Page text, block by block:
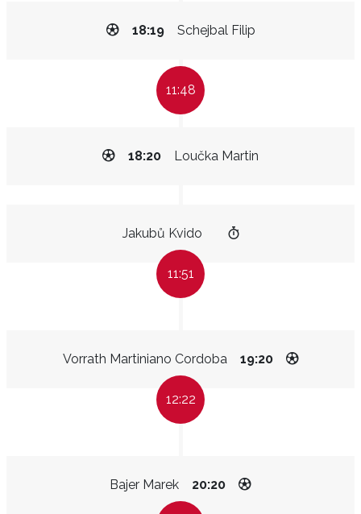
Schejbal Filip
18:19
11:48
Loučka Martin
18:20
Jakubů Kvido
11:51
Vorrath Martiniano Cordoba 19:20
12:22
Bajer Marek 20:20